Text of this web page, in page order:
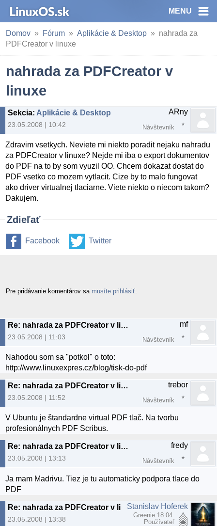
MENU
Domov Fórum Aplikácie & Desktop
nahrada za
PDFCreator v linuxe
nahrada za PDFCreator v
linuxe
Sekcia: Aplikácie & Desktop
23.05.2008 | 10:42
ARny
Návštevník
Zdravim vsetkych. Neviete mi niekto poradit nejaku nahradu
za PDFCreator v linuxe? Nejde mi iba o export dokumentov
do PDF na to by som vyuzil OO. Chcem dokazat dostat do
PDF vsetko co mozem vytlacit. Cize by to malo fungovat
ako driver virtualnej tlaciarne. Viete niekto o niecom takom?
Dakujem.
Zdieľať
Facebook Twitter
Pre pridávanie komentárov sa musíte prihlásiť
Re: nahrada za PDFCreator v linuxe
23.05.2008 | 11:03
mf
Návštevník
Nahodou som sa "potkol" o toto:
http://www.linuxexpres.cz/blog/tisk-do-pdf
Re: nahrada za PDFCreator v linuxe
23.05.2008 | 11:52
trebor
Návštevník
V Ubuntu je štandardne virtual PDF tlač. Na tvorbu
profesionálnych PDF Scribus.
Re: nahrada za PDFCreator v linuxe
23.05.2008 | 13:13
fredy
Návštevník
Ja mam Madrivu. Tiez je tu automaticky podpora tlace do
PDF
Re: nahrada za PDFCreator v linuxe
23.05.2008 | 13:38
Stanislav Hoferek
Greenie 18.04
Používateľ